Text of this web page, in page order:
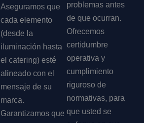
Aseguramos que
cada elemento
(desde la
iluminación hasta
el catering) esté
alineado con el
mensaje de su
marca.
Garantizamos que
problemas antes
de que ocurran.
Ofrecemos
certidumbre
operativa y
cumplimiento
riguroso de
normativas, para
que usted se